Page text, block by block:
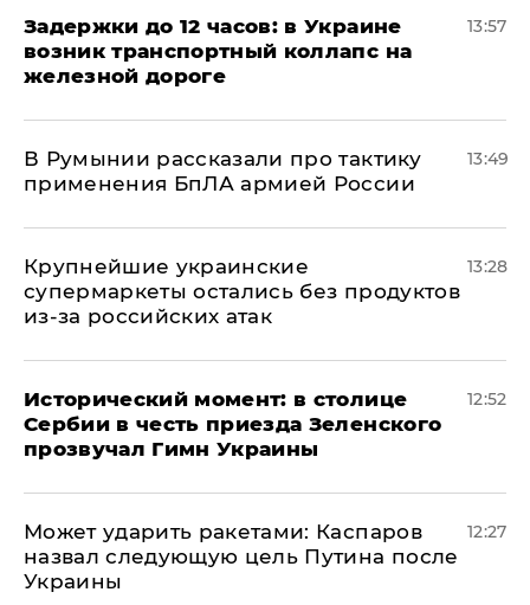
Задержки до 12 часов: в Украине
возник транспортный коллапс на
железной дороге
13:57
В Румынии рассказали про тактику
применения БпЛА армией России
13:49
Крупнейшие украинские
супермаркеты остались без продуктов
из-за российских атак
13:28
Исторический момент: в столице
Сербии в честь приезда Зеленского
прозвучал Гимн Украины
12:52
Может ударить ракетами: Каспаров
назвал следующую цель Путина после
Украины
12:27